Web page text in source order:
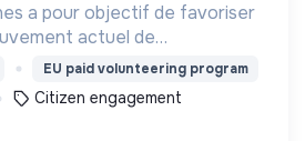
a pour objectif de favoriser
actuel de
et démocratique de la
au service du bien
EU paid volunteering program
Citizen engagement